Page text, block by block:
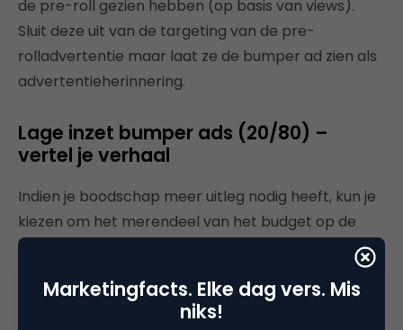
de pre-roll gezien hebben (op basis van views).
Sluit deze uit van de targeting van de pre-
rolladvertentie maar laat ze de bumper ad zien als
advertentieherinnering.
Lage inzet bumper ads (20/80) –
vertel je verhaal
Indien je boodschap meer uitleg nodig heeft, kun je
kiezen om het merendeel van het budget op de
reguliere trueview ads in te zetten (80 procent).
product of het uitleggen van een complex
product/service. Houd hierbij rekening met hogere
Marketingfacts. Elke dag vers. Mis
niks!